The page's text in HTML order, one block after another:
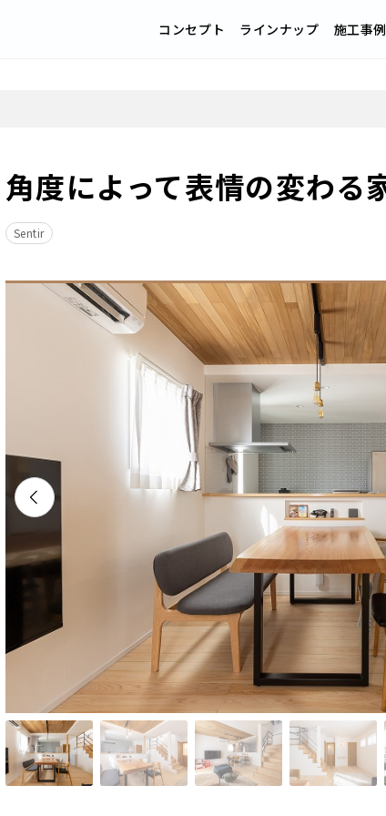
コンセプト ラインナップ 施工事例
角度によって表情の変わる
Sentir